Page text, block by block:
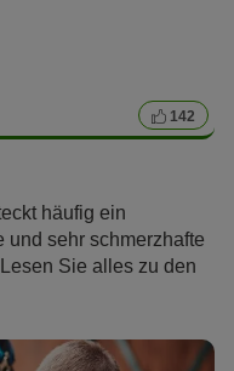
142
häufig ein
und sehr schmerzhafte
Sie alles zu den